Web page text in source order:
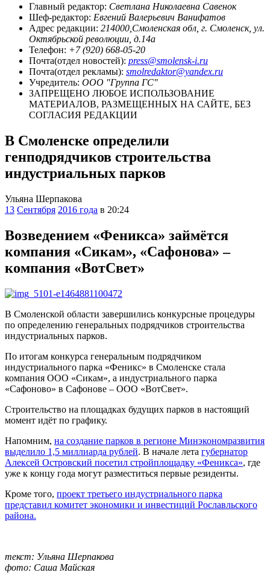
Главный редактор: Светлана Николаевна Савенок
Шеф-редактор: Евгений Валерьевич Ванифатов
Адрес редакции: 214000,Смоленская обл, г. Смоленск, ул.
Октябрьской революции, д.14а
Телефон: +7 (920) 668-05-20
Почта(отдел новостей): press@smolensk-i.ru
Почта(отдел рекламы): smolredaktor@yandex.ru
Учредитель: ООО "Группа ГС"
ЗАПРЕЩЕНО ЛЮБОЕ ИСПОЛЬЗОВАНИЕ
МАТЕРИАЛОВ, РАЗМЕЩЕННЫХ НА САЙТЕ, БЕЗ
СОГЛАСИЯ РЕДАКЦИИ
В Смоленске определили
генподрядчиков строительства
индустриальных парков
Ульяна Шерпакова
13 Сентября 2016 года в 20:24
Возведением «Феникса» займётся
компания «Сикам», «Сафонова» –
компания «ВотСвет»
В Смоленской области завершились конкурсные процедуры
по определению генеральных подрядчиков строительства
индустриальных парков.
По итогам конкурса генеральным подрядчиком
индустриального парка «Феникс» в Смоленске стала
компания ООО «Сикам», а индустриального парка
«Сафоново» в Сафонове – ООО «ВотСвет».
Строительство на площадках будущих парков в настоящий
момент идёт по графику.
Напомним, на создание парков в регионе Минэкономразвития
выделило 1,5 миллиарда рублей. В начале лета губернатор
Алексей Островский посетил стройплощадку «Феникса», где
уже к концу года могут разместиться первые резиденты.
Кроме того, проект третьего индустриального парка
представил комитет экономики и инвестиций Рославльского
района.
текст: Ульяна Шерпакова
фото: Саша Майская